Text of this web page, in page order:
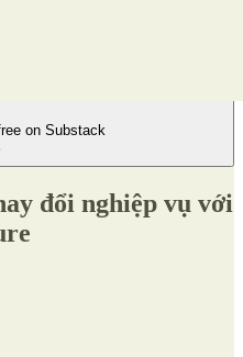
on Substack
đổi nghiệp vụ với